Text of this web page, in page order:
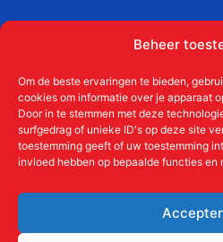
Beheer
Om de beste ervaringen te bieden,
cookies om informatie over je apparaat
Door in te stemmen met deze
surfgedrag of unieke ID's op deze site
toestemming geeft of uw toestemming
invloed hebben op bepaalde functies en
KvKnr:41011712
Meer over de
Aanmelden als donateur
ANBI